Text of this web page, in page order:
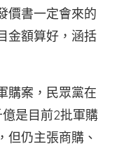
價書一定會來的
金額算好，涵括
購案，民眾黨在
是目前2批軍購
但仍主張商購、